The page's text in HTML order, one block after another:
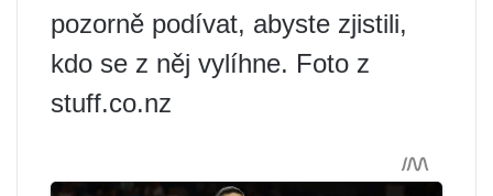
pozorně podívat, abyste zjistili,
kdo se z něj vylíhne. Foto z
stuff.co.nz